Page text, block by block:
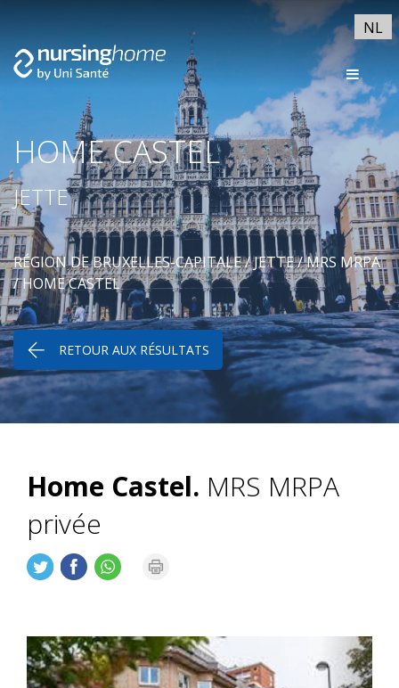
NL
HOME CASTEL
JETTE
RÉGION DE BRUXELLES-CAPITALE/JETTE/MRS MRPA
/ HOME CASTEL
RETOUR AUX RÉSULTATS
Home Castel. MRS MRPA
privée
Précédent